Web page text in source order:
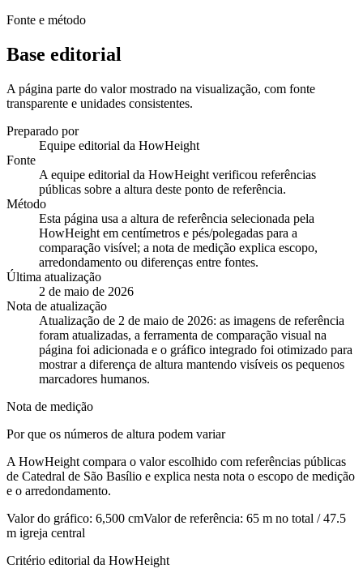
Fonte e método
Base editorial
A página parte do valor mostrado na visualização, com fonte
transparente e unidades consistentes.
Preparado por
Equipe editorial da HowHeight
Fonte
A equipe editorial da HowHeight verificou referências
públicas sobre a altura deste ponto de referência.
Método
Esta página usa a altura de referência selecionada pela
HowHeight em centímetros e pés/polegadas para a
comparação visível; a nota de medição explica escopo,
arredondamento ou diferenças entre fontes.
Última atualização
2 de maio de 2026
Nota de atualização
Atualização de 2 de maio de 2026: as imagens de referência
foram atualizadas, a ferramenta de comparação visual na
página foi adicionada e o gráfico integrado foi otimizado para
mostrar a diferença de altura mantendo visíveis os pequenos
marcadores humanos.
Nota de medição
Por que os números de altura podem variar
A HowHeight compara o valor escolhido com referências públicas
de Catedral de São Basílio e explica nesta nota o escopo de medição
e o arredondamento.
Valor do gráfico: 6,500 cmValor de referência: 65 m no total / 47.5
m igreja central
Critério editorial da HowHeight